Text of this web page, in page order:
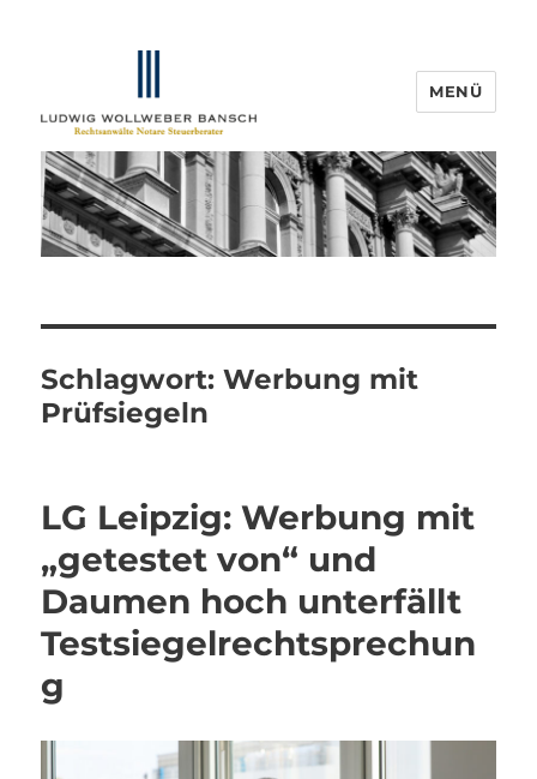
IP-Blogger.de
MENÜ
Schlagwort:Werbung mit
Prüfsiegeln
LG Leipzig: Werbung mit
„getestet von“ und
Daumen hoch unterfällt
Testsiegelrechtsprechun
g